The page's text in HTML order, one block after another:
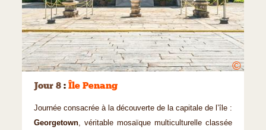
©
Jour 8 : Île Penang
Journée consacrée à la découverte de la capitale de l’île :
Georgetown, véritable mosaïque multiculturelle classée